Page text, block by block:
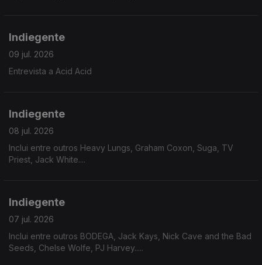
Indiegente
09 jul. 2026
Entrevista a Acid Acid
Indiegente
08 jul. 2026
Inclui entre outros Heavy Lungs, Graham Coxon, Suga, TV
Priest, Jack White....
Indiegente
07 jul. 2026
Inclui entre outros BODEGA, Jack Kays, Nick Cave and the Bad
Seeds, Chelse Wolfe, PJ Harvey.....